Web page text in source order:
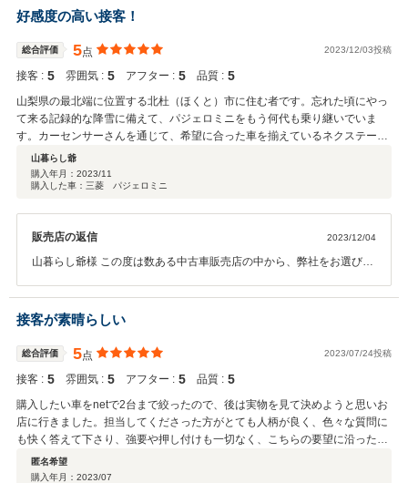
す。お車のアフターサービスにもご加入頂いております。 今後お車の
好感度の高い接客！
総合評価 5点 2023/12/03投稿
接客 : 5 雰囲気 : 5 アフター : 5 品質 : 5
山梨県の最北端に位置する北杜（ほくと）市に住む者です。忘れた頃にやっ
て来る記録的な降雪に備えて、パジェロミニをもう何代も乗り継いでいま
す。カーセンサーさんを通じて、希望に合った車を揃えているネクステージ
さんに辿り着きました。 担当して頂いたMさんは、同じ北杜市のご出身と
言う事で、当初からかなり打ち解けて、金額の事や装備品の事など、ざっく
ばらんにご相談して来ました。その結果、粘りに粘って希望する車に巡り合
の失点によりこの業界はとてもご苦労の多い年だったと思います。ですがネ
クステージの皆さんからは、車に対する愛情と、お客さんに対する情熱を感
山暮らし爺
購入年月： 2023/11
購入した車：三菱 パジェロミニ
販売店の返信 2023/12/04
山暮らし爺様 この度は数ある中古車販売店の中から、弊社をお選びい
介出来、私達も嬉しく思います。 ご納車からお付き合いが始まりま
す。お車のアフターサービスにもご加入頂いております。 今後お車の
事でご相談・お困りごとあればお気軽にお問い合わせ下さい。
接客が素晴らしい
総合評価 5点 2023/07/24投稿
接客 : 5 雰囲気 : 5 アフター : 5 品質 : 5
購入したい車をnetで2台まで絞ったので、後は実物を見て決めようと思いお
店に行きました。担当してくださった方がとても人柄が良く、色々な質問に
も快く答えて下さり、強要や押し付けも一切なく、こちらの要望に沿った形
でスムーズにお買い物が出来ました。このお店にして本当に良かったと思い
ます。ありがとうございました。
匿名希望
購入年月： 2023/07